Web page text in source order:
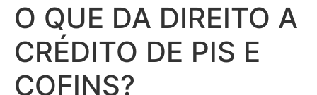
O QUE DA DIREITO A
CRÉDITO DE PIS E
COFINS?